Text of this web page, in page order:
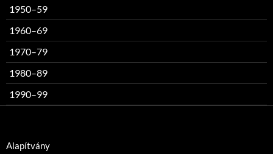
1950–59
1960–69
1970–79
1980–89
1990–99
Alapítvány